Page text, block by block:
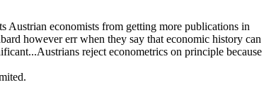
Austrian economists from getting more publications in
however err when they say that economic history can
reject econometrics on principle because